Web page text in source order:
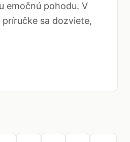
emočnú pohodu. V
sa dozviete,